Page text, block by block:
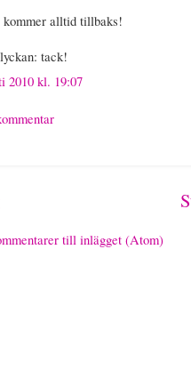
kommer alltid tillbaks!
tack!
2010 kl. 19:07
till inlägget (Atom)